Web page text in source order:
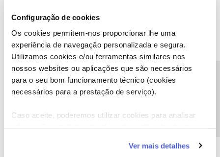
Configuração de cookies
Os cookies permitem-nos proporcionar lhe uma
experiência de navegação personalizada e segura.
Utilizamos cookies e/ou ferramentas similares nos
nossos websites ou aplicações que são necessários
para o seu bom funcionamento técnico (cookies
necessários para a prestação de serviço).
Caso aceite, poderemos utilizar cookies para analisar
funcionalidades (cookies de personalização e
Ver mais detalhes
Portpaulo
1 pessoa gostou
@Portpaulo